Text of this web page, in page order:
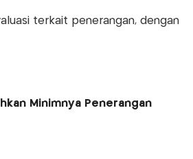
terkait penerangan, dengan
Minimnya Penerangan